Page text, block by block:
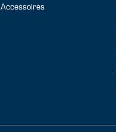
Accessoires